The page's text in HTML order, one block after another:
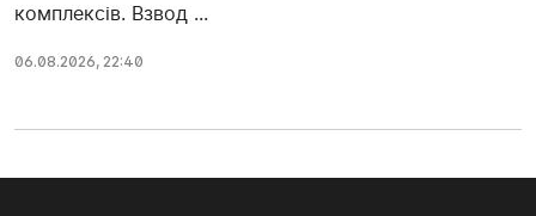
комплексів. Взвод ...
06.08.2026, 22:40